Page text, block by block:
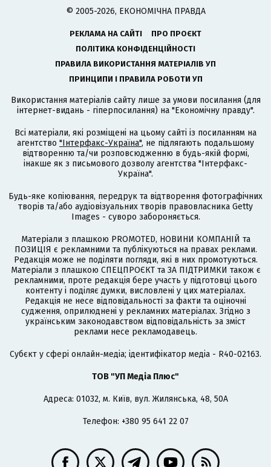
© 2005-2026, ЕКОНОМІЧНА ПРАВДА
РЕКЛАМА НА САЙТІ
ПРО ПРОЄКТ
ПОЛІТИКА КОНФІДЕНЦІЙНОСТІ
ПРАВИЛА ВИКОРИСТАННЯ МАТЕРІАЛІВ УП
ПРИНЦИПИ І ПРАВИЛА РОБОТИ УП
Використання матеріалів сайту лише за умови посилання (для
інтернет-видань - гіперпосилання) на "Економічну правду".
Всі матеріали, які розміщені на цьому сайті із посиланням на
агентство "Інтерфакс-Україна", не підлягають подальшому
відтворенню та/чи розповсюдженню в будь-якій формі,
інакше як з письмового дозволу агентства "Інтерфакс-
Україна".
Будь-яке копіювання, передрук та відтворення фотографічних
творів та/або аудіовізуальних творів правовласника Getty
Images - суворо забороняється.
Матеріали з плашкою PROMOTED, НОВИНИ КОМПАНІЙ та
ПОЗИЦІЯ є рекламними та публікуються на правах реклами.
Редакція може не поділяти погляди, які в них промотуються.
Матеріали з плашкою СПЕЦПРОЄКТ та ЗА ПІДТРИМКИ також є
рекламними, проте редакція бере участь у підготовці цього
контенту і поділяє думки, висловлені у цих матеріалах.
Редакція не несе відповідальності за факти та оціночні
судження, оприлюднені у рекламних матеріалах. Згідно з
українським законодавством відповідальність за зміст
реклами несе рекламодавець.
Cубєкт у сфері онлайн-медіа; ідентифікатор медіа - R40-02163.
ТОВ "УП Медіа Плюс"
Адреса: 01032, м. Київ, вул. Жилянська, 48, 50А
Телефон: +380 95 641 22 07